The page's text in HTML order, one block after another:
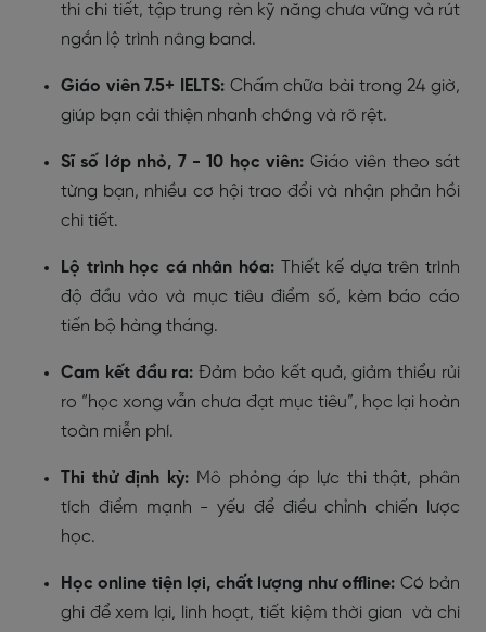
thi chi tiết, tập trung rèn kỹ năng chưa vững và rút
ngắn lộ trình nâng band.
Giáo viên 7.5+ IELTS: Chấm chữa bài trong 24 giờ,
giúp bạn cải thiện nhanh chóng và rõ rệt.
Sĩ số lớp nhỏ, 7 - 10 học viên: Giáo viên theo sát
từng bạn, nhiều cơ hội trao đổi và nhận phản hồi
chi tiết.
Lộ trình học cá nhân hóa:
Thiết kế dựa trên trình
độ đầu vào và mục tiêu điểm số, kèm báo cáo
tiến bộ hàng tháng.
Cam kết đầu ra: Đảm bảo kết quả, giảm thiểu rủi
ro “học xong vẫn chưa đạt mục tiêu”, học lại hoàn
toàn miễn phí.
Thi thử định kỳ: Mô phỏng áp lực thi thật, phân
tích điểm mạnh - yếu để điều chỉnh chiến lược
học.
Học online tiện lợi, chất lượng như offline: Có bản
ghi để xem lại, linh hoạt, tiết kiệm thời gian và chi